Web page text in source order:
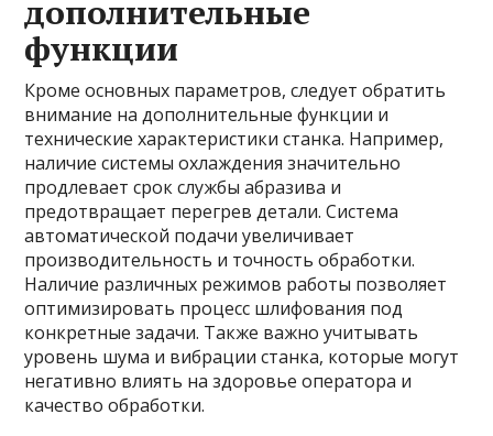
дополнительные
функции
Кроме основных параметров, следует обратить
внимание на дополнительные функции и
технические характеристики станка. Например,
наличие системы охлаждения значительно
продлевает срок службы абразива и
предотвращает перегрев детали. Система
автоматической подачи увеличивает
производительность и точность обработки.
Наличие различных режимов работы позволяет
оптимизировать процесс шлифования под
конкретные задачи. Также важно учитывать
уровень шума и вибрации станка, которые могут
негативно влиять на здоровье оператора и
качество обработки.